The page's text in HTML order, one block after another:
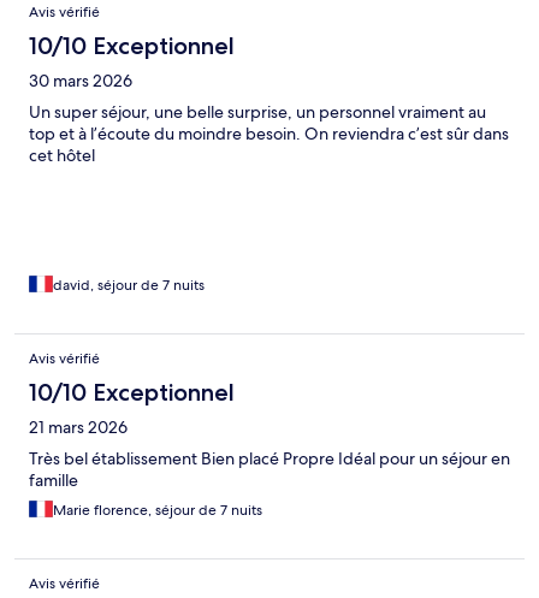
Avis vérifié
10/10 Exceptionnel
30 mars 2026
Un super séjour, une belle surprise, un personnel vraiment au
top et à l’écoute du moindre besoin. On reviendra c’est sûr dans
cet hôtel
david, séjour de 7 nuits
Avis vérifié
10/10 Exceptionnel
21 mars 2026
Très bel établissement Bien placé Propre Idéal pour un séjour en
famille
Marie florence, séjour de 7 nuits
Avis vérifié